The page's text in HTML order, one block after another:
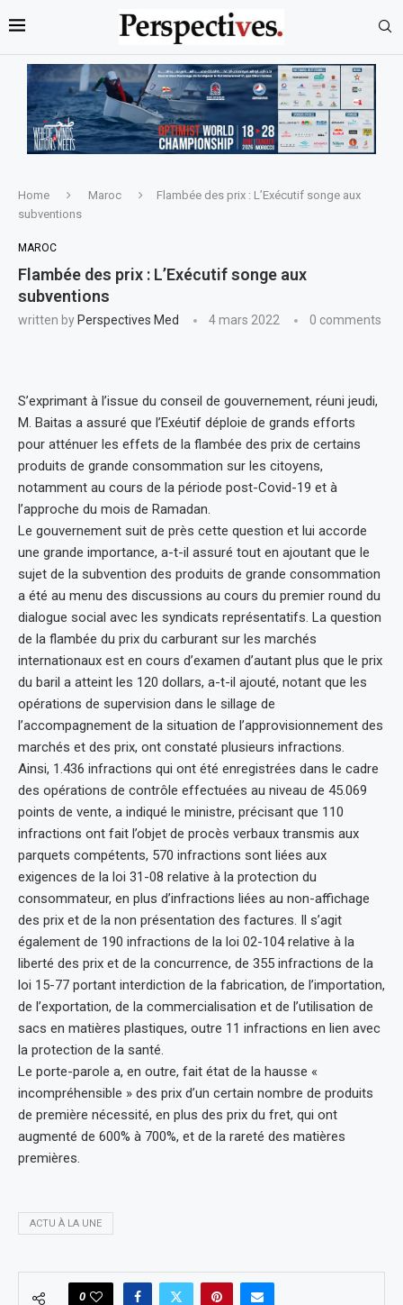
Home Maroc
Flambée des prix : L’Exécutif songe aux
subventions
MAROC
Flambée des prix : L’Exécutif songe aux
subventions
written by Perspectives Med 4 mars 2022 0 comments
S’exprimant à l’issue du conseil de gouvernement, réuni jeudi,
M. Baitas a assuré que l’Exéutif déploie de grands efforts
pour atténuer les effets de la flambée des prix de certains
produits de grande consommation sur les citoyens,
notamment au cours de la période post-Covid-19 et à
l’approche du mois de Ramadan.
Le gouvernement suit de près cette question et lui accorde
une grande importance, a-t-il assuré tout en ajoutant que le
sujet de la subvention des produits de grande consommation
a été au menu des discussions au cours du premier round du
dialogue social avec les syndicats représentatifs. La question
de la flambée du prix du carburant sur les marchés
internationaux est en cours d’examen d’autant plus que le prix
du baril a atteint les 120 dollars, a-t-il ajouté, notant que les
opérations de supervision dans le sillage de
l’accompagnement de la situation de l’approvisionnement des
marchés et des prix, ont constaté plusieurs infractions.
Ainsi, 1.436 infractions qui ont été enregistrées dans le cadre
des opérations de contrôle effectuées au niveau de 45.069
points de vente, a indiqué le ministre, précisant que 110
infractions ont fait l’objet de procès verbaux transmis aux
parquets compétents, 570 infractions sont liées aux
exigences de la loi 31-08 relative à la protection du
consommateur, en plus d’infractions liées au non-affichage
des prix et de la non présentation des factures. Il s’agit
également de 190 infractions de la loi 02-104 relative à la
liberté des prix et de la concurrence, de 355 infractions de la
loi 15-77 portant interdiction de la fabrication, de l’importation,
de l’exportation, de la commercialisation et de l’utilisation de
sacs en matières plastiques, outre 11 infractions en lien avec
la protection de la santé.
Le porte-parole a, en outre, fait état de la hausse «
incompréhensible » des prix d’un certain nombre de produits
de première nécessité, en plus des prix du fret, qui ont
augmenté de 600% à 700%, et de la rareté des matières
premières.
ACTU À LA UNE
0